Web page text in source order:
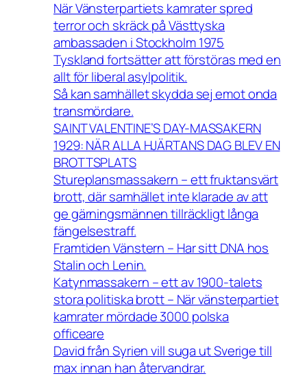
När Vänsterpartiets kamrater spred
terror och skräck på Västtyska
ambassaden i Stockholm 1975
Tyskland fortsätter att förstöras med en
allt för liberal asylpolitik.
Så kan samhället skydda sej emot onda
transmördare.
SAINT VALENTINE’S DAY-MASSAKERN
1929: NÄR ALLA HJÄRTANS DAG BLEV EN
BROTTSPLATS
Stureplansmassakern – ett fruktansvärt
brott, där samhället inte klarade av att
ge gärningsmännen tillräckligt långa
fängelsestraff.
Framtiden Vänstern – Har sitt DNA hos
Stalin och Lenin.
Katynmassakern – ett av 1900-talets
stora politiska brott – När vänsterpartiet
kamrater mördade 3000 polska
officeare
David från Syrien vill suga ut Sverige till
max innan han återvandrar.